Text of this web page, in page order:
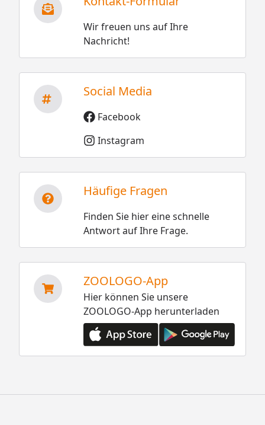
Wir freuen uns auf Ihre
Nachricht!
Social Media
Facebook
Instagram
Häufige Fragen
Finden Sie hier eine schnelle
Antwort auf Ihre Frage.
ZOOLOGO-App
Hier können Sie unsere
ZOOLOGO-App herunterladen